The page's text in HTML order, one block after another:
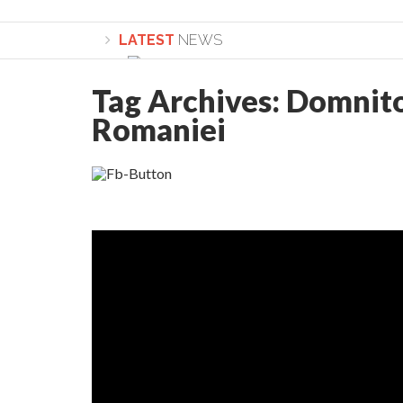
LATEST NEWS
Lepădarea de sine și urmarea lui Hristos.
Academia Române revine în cazul
La Mulți Ani, Eugen Mihăescu!
Tag Archives:
Romaniei